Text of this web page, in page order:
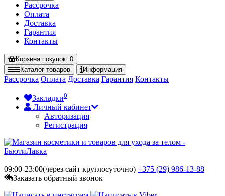
Рассрочка
Оплата
Доставка
Гарантия
Контакты
Корзинапокупок: 0
Каталог товаров Информация
Рассрочка Оплата Доставка Гарантия Контакты
Закладки0
Личный кабинет
Авторизация
Регистрация
09:00-23:00(через сайт круглосуточно) +375 (29) 986-13-88
Заказать обратный звонок